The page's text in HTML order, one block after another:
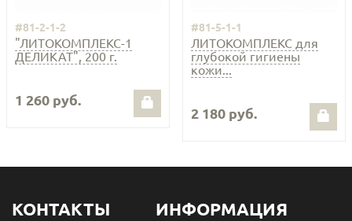
#81-2-1-2
"ЛИТОКОМПЛЕКС-1
ДЕЛИКАТ", 200 г.
1 260 руб.
#81-5-1-1
ЛИТОКОМПЛЕКС для
глубокой гигиены
кожи...
2 180 руб.
КОНТАКТЫ ИНФОРМАЦИЯ